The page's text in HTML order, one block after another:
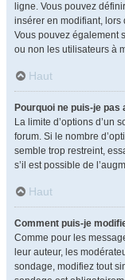
ligne. Vous pouvez
insérer en modifiant, lors
Vous pouvez également
ou non les utilisateurs à
Haut
Pourquoi ne puis-je pas
La limite d’options d’un
forum. Si le nombre
semble trop restreint,
s’il est possible de
Haut
Comment puis-je
Comme pour les
leur auteur, les
sondage, modifiez tout